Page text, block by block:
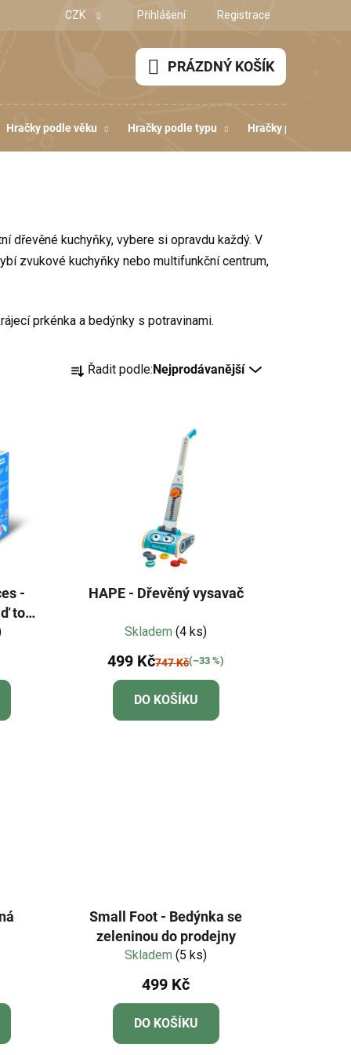
CZK Přihlášení Registrace
NÁKUPNÍ
KOŠÍK
PRÁZDNÝ KOŠÍK
Hračky podle věku Hračky podle typu Hračky podle
dřevěné kuchyňky, vybere si opravdu každý. V
zvukové kuchyňky nebo multifunkční centrum,
prkénka a bedýnky s potravinami.
a
Řadit podle: Nejprodávanější
-
to! -
HAPE - Dřevěný vysavač
Skladem(4 ks)
499 Kč747 Kč(–33 %)
DO KOŠÍKU
Small Foot - Bedýnka se
zeleninou do prodejny
Skladem(5 ks)
499 Kč
DO KOŠÍKU